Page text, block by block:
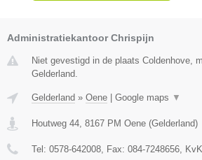
Administratiekantoor Chrispijn
Niet gevestigd in de plaats Coldenhove,
Gelderland.
Gelderland » Oene Google maps ▼
Houtweg 44 8167 PM Oene (Gelderland)
Tel: 0578-642008 , Fax: 084-7248656 ,